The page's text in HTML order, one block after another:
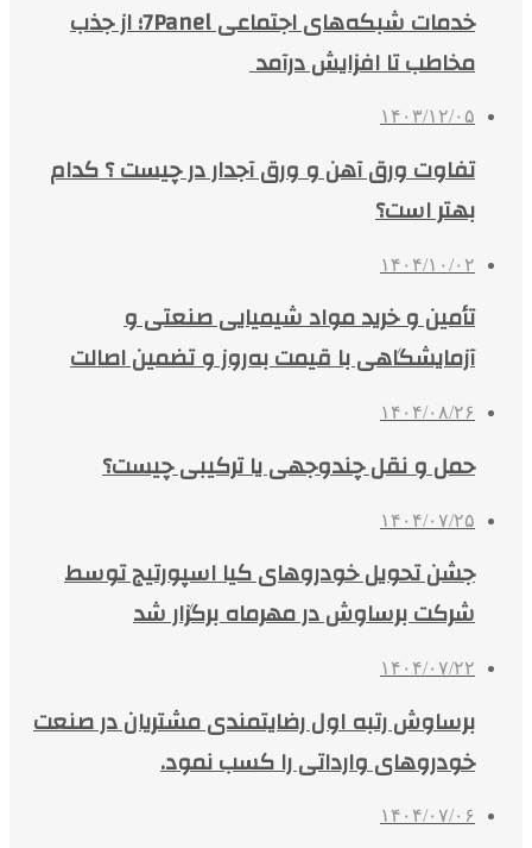
خدمات شبکه‌های اجتماعی 7Panel؛ از جذب
مخاطب تا افزایش درآمد
۱۴۰۳/۱۲/۰۵
تفاوت ورق آهن و ورق آجدار در چیست ؟ کدام
بهتر است؟
۱۴۰۴/۱۰/۰۲
تأمین و خرید مواد شیمیایی صنعتی و
آزمایشگاهی با قیمت به‌روز و تضمین اصالت
۱۴۰۴/۰۸/۲۶
حمل و نقل چندوجهی یا ترکیبی چیست؟
۱۴۰۴/۰۷/۲۵
جشن تحویل خودروهای کیا اسپورتیج توسط
شرکت برساوش در مهرماه برگزار شد
۱۴۰۴/۰۷/۲۲
برساوش رتبه اول رضایتمندی مشتریان در صنعت
خودروهای وارداتی را کسب نمود.
۱۴۰۴/۰۷/۰۶